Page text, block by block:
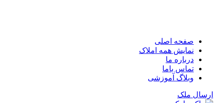
صفحه اصلی
نمایش همه املاک
درباره ما
تماس باما
وبلاگ آموزشی
ارسال ملک